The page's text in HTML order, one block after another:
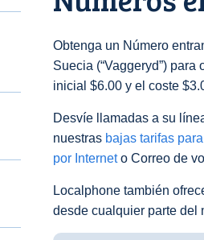
Obtenga un Número
Suecia (“Vaggeryd”)
inicial $6.00 y el coste
Desvíe llamadas a su
nuestras bajas tarifas
por Interneto Correo de
Localphone también
desde cualquier parte del